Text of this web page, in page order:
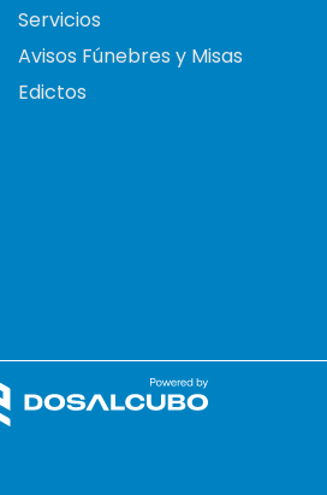
Servicios
Avisos Fúnebres y Misas
Edictos